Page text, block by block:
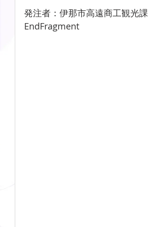
発注者：伊那市高遠商工観光課
EndFragment